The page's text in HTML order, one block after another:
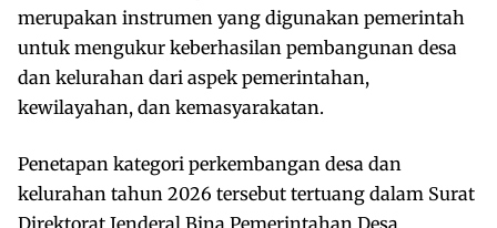
merupakan instrumen yang digunakan pemerintah
untuk mengukur keberhasilan pembangunan desa
dan kelurahan dari aspek pemerintahan,
kewilayahan, dan kemasyarakatan.
Penetapan kategori perkembangan desa dan
kelurahan tahun 2026 tersebut tertuang dalam Surat
Direktorat Jenderal Bina Pemerintahan Desa